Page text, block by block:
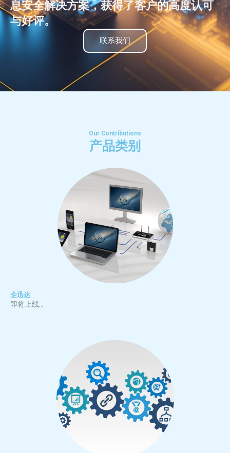
息安全解决方案，获得了客户的⾼度认可
与好评。
联系我们
Our Contributions
产品类别
企迅达
即将上线…